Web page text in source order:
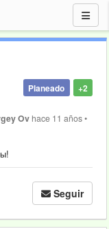
+2
Planeado
Ov hace 11 años•
Seguir